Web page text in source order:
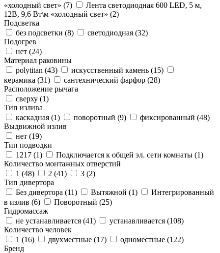
«холодный свет» (7)
Лента светодиодная 600 LED, 5 м,
12В, 9,6 Вт\м «холодный свет» (2)
Подсветка
без подсветки (8) светодиодная (32)
Подогрев
нет (24)
Материал раковины
polytitan (43) искусственный камень (15)
керамика (31) сантехнический фарфор (28)
Расположение рычага
сверху (1)
Тип излива
каскадная (1) поворотный (9) фиксированный (48)
Выдвижной излив
нет (19)
Тип подводки
1217 (1) Подключается к общей эл. сети комнаты (1)
Количество монтажных отверстий
1 (48) 2 (41) 3 (2)
Тип дивертора
Без дивертора (11) Вытяжной (1)
Интегрированный
в излив (6) Поворотный (25)
Гидромассаж
не устанавливается (41) устанавливается (108)
Количество человек
1 (16) двухместные (17) одноместные (122)
Бренд